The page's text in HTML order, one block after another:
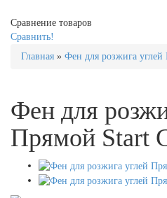
Сравнение товаров
Сравнить!
Главная » Фен для розжига
Фен для
Прямой Start